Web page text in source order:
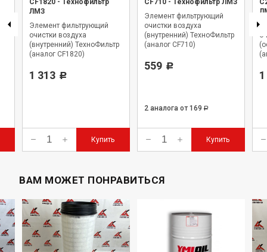
CF1820 - Технофильтр
ЛМЗ
Элемент фильтрующий
очистки воздуха
(внутренний) ТехноФильтр
(аналог CF1820)
1 313 Р
Купить
CF710 - Технофильтр ЛМЗ
Элемент фильтрующий
очистки воздуха
(внутренний) ТехноФильтр
(аналог СF710)
559 Р
2 аналога от 169 Р
Купить
ВАМ МОЖЕТ ПОНРАВИТЬСЯ